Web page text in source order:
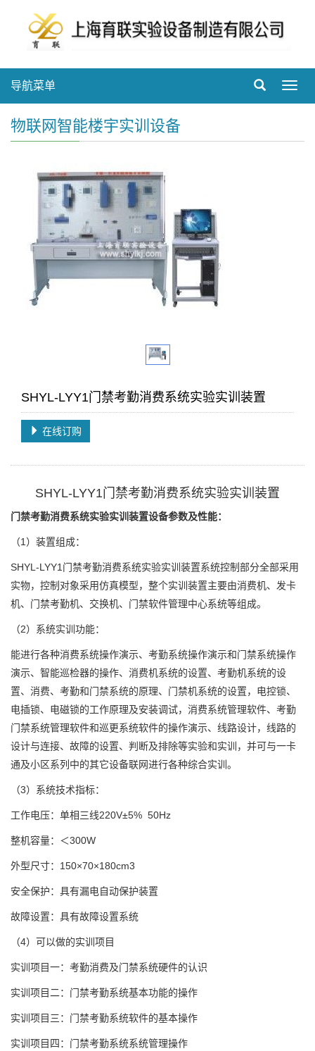
导航菜单
物联网智能楼宇实训设备
SHYL-LYY1门禁考勤消费系统实验实训装置
在线订购
SHYL-LYY1门禁考勤消费系统实验实训装置
门禁考勤消费系统实验实训装置设备参数及性能：
（1）装置组成：
SHYL-LYY1门禁考勤消费系统实验实训装置系统控制部分全部采用
实物，控制对象采用仿真模型，整个实训装置主要由消费机、发卡
机、门禁考勤机、交换机、门禁软件管理中心系统等组成。
（2）系统实训功能：
能进行各种消费系统操作演示、考勤系统操作演示和门禁系统操作
演示、智能巡检器的操作、消费机系统的设置、考勤机系统的设
置、消费、考勤和门禁系统的原理、门禁机系统的设置，电控锁、
电插锁、电磁锁的工作原理及安装调试，消费系统管理软件、考勤
门禁系统管理软件和巡更系统软件的操作演示、线路设计，线路的
设计与连接、故障的设置、判断及排除等实验和实训，并可与一卡
通及小区系列中的其它设备联网进行各种综合实训。
（3）系统技术指标：
工作电压：单相三线220V±5% 50Hz
整机容量：＜300W
外型尺寸：150×70×180cm3
安全保护：具有漏电自动保护装置
故障设置：具有故障设置系统
（4）可以做的实训项目
实训项目一：考勤消费及门禁系统硬件的认识
实训项目二：门禁考勤系统基本功能的操作
实训项目三：门禁考勤系统软件的基本操作
实训项目四：门禁考勤系统系统管理操作